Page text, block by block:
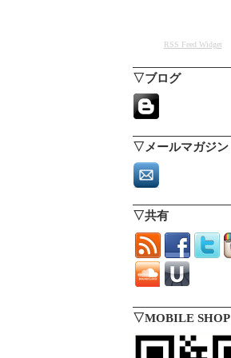
RSS Feed Widget
▽ブログ
▽メールマガジン
▽共有
▽MOBILE SHOP